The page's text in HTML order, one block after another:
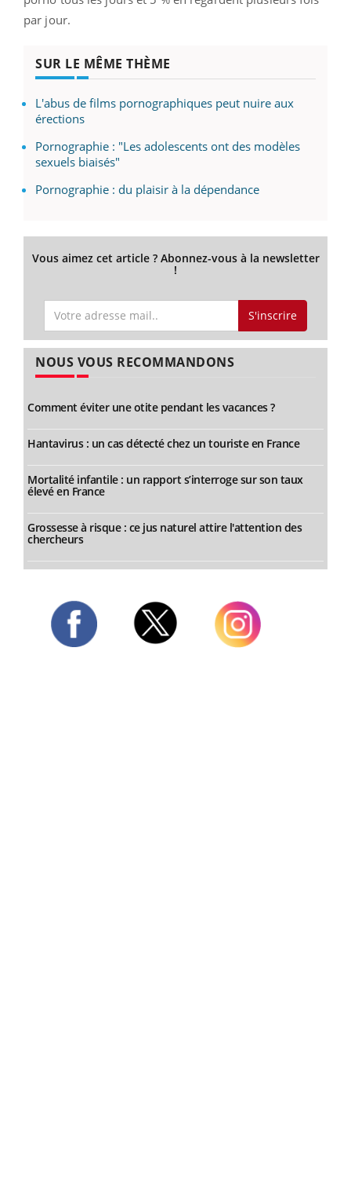
par jour.
SUR LE MÊME THÈME
L'abus de films pornographiques peut nuire aux
érections
Pornographie : "Les adolescents ont des modèles
sexuels biaisés"
Pornographie : du plaisir à la dépendance
Vous aimez cet article ? Abonnez-vous à la newsletter
!
S'inscrire
NOUS VOUS RECOMMANDONS
Comment éviter une otite pendant les vacances ?
Hantavirus : un cas détecté chez un touriste en France
Mortalité infantile : un rapport s’interroge sur son taux
élevé en France
Grossesse à risque : ce jus naturel attire l'attention des
chercheurs